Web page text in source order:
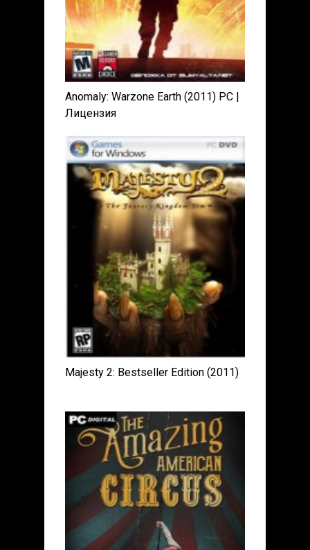
Anomaly: Warzone Earth (2011) РС |
Лицензия
Majesty 2: Bestseller Edition (2011)